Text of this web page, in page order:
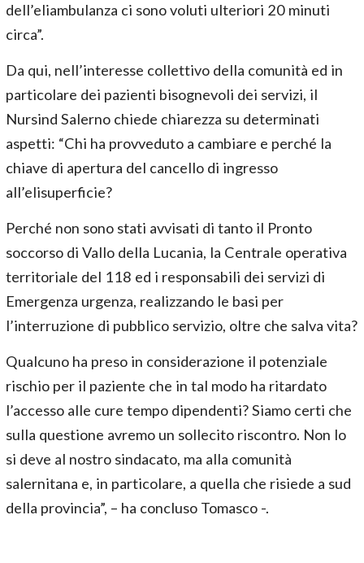
dell’eliambulanza ci sono voluti ulteriori 20 minuti
circa”.
Da qui, nell’interesse collettivo della comunità ed in
particolare dei pazienti bisognevoli dei servizi, il
Nursind Salerno chiede chiarezza su determinati
aspetti: “Chi ha provveduto a cambiare e perché la
chiave di apertura del cancello di ingresso
all’elisuperficie?
Perché non sono stati avvisati di tanto il Pronto
soccorso di Vallo della Lucania, la Centrale operativa
territoriale del 118 ed i responsabili dei servizi di
Emergenza urgenza, realizzando le basi per
l’interruzione di pubblico servizio, oltre che salva vita?
Qualcuno ha preso in considerazione il potenziale
rischio per il paziente che in tal modo ha ritardato
l’accesso alle cure tempo dipendenti? Siamo certi che
sulla questione avremo un sollecito riscontro. Non lo
si deve al nostro sindacato, ma alla comunità
salernitana e, in particolare, a quella che risiede a sud
della provincia”, – ha concluso Tomasco -.